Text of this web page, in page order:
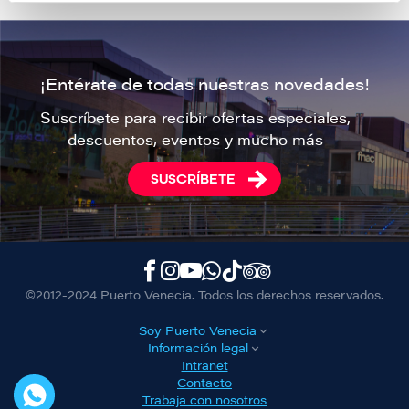
¡Entérate de todas nuestras novedades!
Suscríbete para recibir ofertas especiales,
descuentos, eventos y mucho más
SUSCRÍBETE
©2012-2024 Puerto Venecia. Todos los derechos reservados.
Soy Puerto Venecia
Información legal
Intranet
Contacto
Trabaja con nosotros